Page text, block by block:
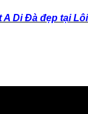
A Di Đà đẹp tại